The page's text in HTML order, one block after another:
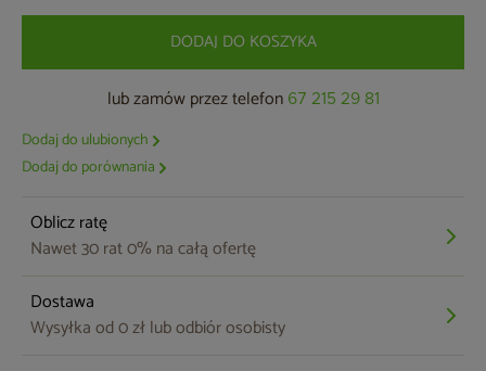
DODAJ DO KOSZYKA
lub zamów przez telefon 67 215 29 81
Dodaj do ulubionych
Dodaj do porównania
Oblicz ratę
Nawet 30 rat 0% na całą ofertę
Dostawa
Wysyłka od 0 zł lub odbiór osobisty